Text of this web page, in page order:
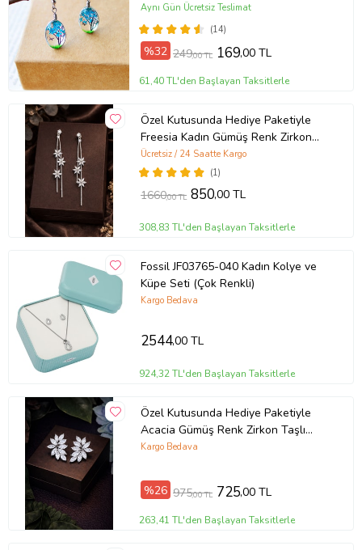
(14)
Aynı Gün Ücretsiz Teslimat
%32 249,00 TL 169,00 TL
61,40 TL'den Başlayan Taksitlerle
Özel Kutusunda Hediye Paketiyle
Freesia Kadın Gümüş Renk Zirkon
Taşlı Abiye Düğün Nişan Söz Parti
Davet Hediye Küpe
(1)
Ücretsiz / 24 Saatte Kargo
1660,00 TL 850,00 TL
308,83 TL'den Başlayan Taksitlerle
Fossil JF03765-040 Kadın Kolye ve
Küpe Seti (Çok Renkli)
Kargo Bedava
2544,00 TL
924,32 TL'den Başlayan Taksitlerle
Özel Kutusunda Hediye Paketiyle
Acacia Gümüş Renk Zirkon Taşlı
Abiye Düğün Nişan Söz Parti Davet
Kargo Bedava
%26 975,00 TL 725,00 TL
263,41 TL'den Başlayan Taksitlerle